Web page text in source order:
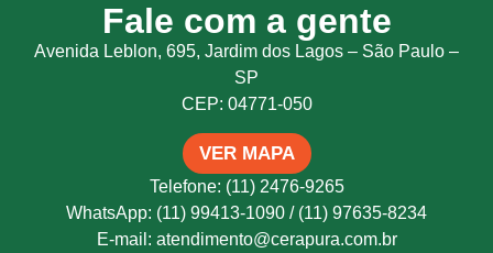
Fale com a gente
Avenida Leblon, 695, Jardim dos Lagos – São Paulo –
SP
CEP: 04771-050
VER MAPA
Telefone: (11) 2476-9265
WhatsApp: (11) 99413-1090 / (11) 97635-8234
E-mail: atendimento@cerapura.com.br